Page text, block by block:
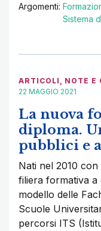
Argomenti:
Sistema
ARTICOLI , NOTE E
22 MAGGIO 2021
La nuova
diploma.
pubblici e
Nati nel 2010
filiera formativa
modello delle
Scuole
percorsi ITS